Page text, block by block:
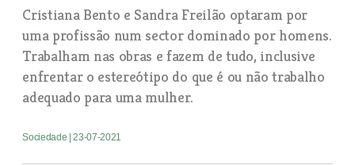
Cristiana Bento e Sandra Freilão optaram por
uma profissão num sector dominado por homens.
Trabalham nas obras e fazem de tudo, inclusive
enfrentar o estereótipo do que é ou não trabalho
adequado para uma mulher.
Sociedade | 23-07-2021